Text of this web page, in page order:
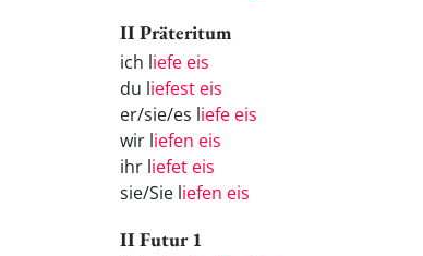
II Präteritum
ich liefe eis
du liefest eis
er/sie/es liefe eis
wir liefen eis
ihr liefet eis
sie/Sie liefen eis
II Futur 1